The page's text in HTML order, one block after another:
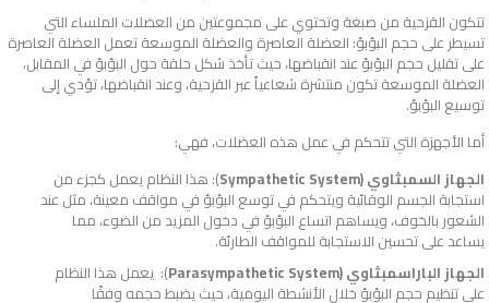
تتكون القزحية من صبغة وتحتوي على مجموعتين من العضلات الملساء التي
تسيطر على حجم البؤبؤ: العضلة العاصرة والعضلة الموسعة تعمل العضلة العاصرة
على تقليل حجم البؤبؤ عند انقباضها، حيث تأخذ شكل حلقة حول البؤبؤ في المقابل،
العضلة الموسعة تكون منتشرة شعاعياً عبر القزحية، وعند انقباضها، تؤدي إلى
توسيع البؤبؤ.
أما الأجهزة التي تتحكم في عمل هذه العضلات، فهي:
الجهاز السمبثاوي (Sympathetic System
): هذا النظام يعمل كجزء من
استجابة الجسم الوقائية ويتحكم في توسع البؤبؤ في مواقف معينة، مثل عند
الشعور بالخوف، ويساهم اتساع البؤبؤ في دخول المزيد من الضوء، مما
يساعد على تحسين الاستجابة للمواقف الطارئة.
الجهاز الباراسمبثاوي (Parasympathetic System
): يعمل هذا النظام
على تنظيم حجم البؤبؤ خلال الأنشطة اليومية، حيث يضبط حجمه وفقًا